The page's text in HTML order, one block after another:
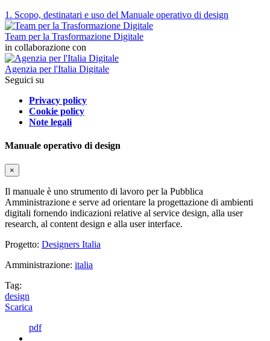
1. Scopo, destinatari e uso del Manuale operativo di design
Team per la Trasformazione Digitale
in collaborazione con
Agenzia per l'Italia Digitale
Seguici su
Privacy policy
Cookie policy
Note legali
Manuale operativo di design
×
Il manuale è uno strumento di lavoro per la Pubblica
Amministrazione e serve ad orientare la progettazione di ambienti
digitali fornendo indicazioni relative al service design, alla user
research, al content design e alla user interface.
Progetto: Designers Italia
Amministrazione: italia
Tag:
design
Scarica
pdf